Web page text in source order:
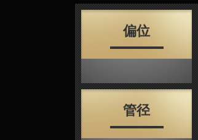
偏位
管径